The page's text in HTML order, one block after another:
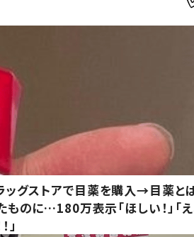
ッグストアで目薬を購入→目薬と
ものに…180万表示「ほしい！」「え
」